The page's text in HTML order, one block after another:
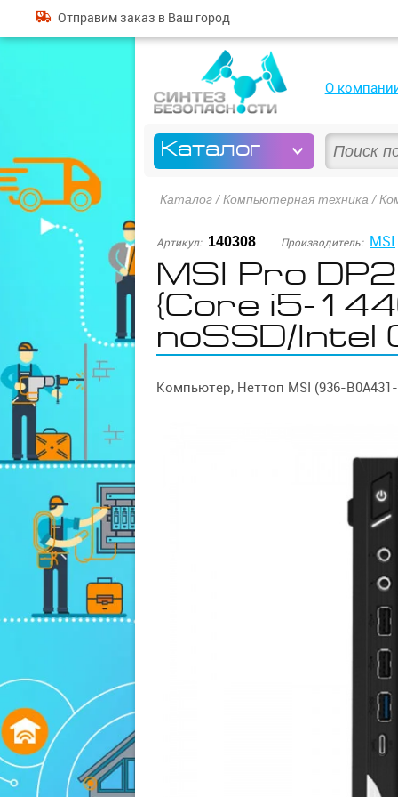
О
Каталог
Отправим заказ в Ваш город
Каталог /Компьютерная техника /
Артикул: 140308 Производитель: MSI
MSI Pro
{Core i5-
noSSD/Intel
Компьютер, Неттоп MSI (936-